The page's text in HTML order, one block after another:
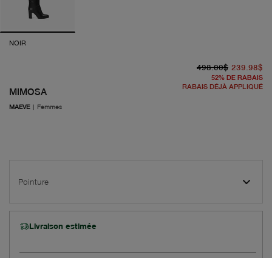
NOIR
MIMOSA
MAEVE | Femmes
498.00$ 239.98$
52% DE RABAIS
RABAIS DÉJÀ APPLIQUÉ
Pointure
Livraison estimée